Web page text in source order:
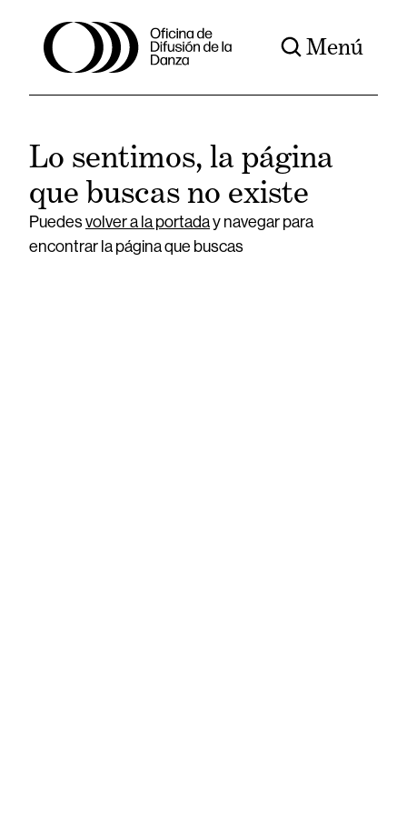
Menú
Lo sentimos, la página
que buscas no existe
Puedesvolver a la portaday navegar para
encontrar la página que buscas